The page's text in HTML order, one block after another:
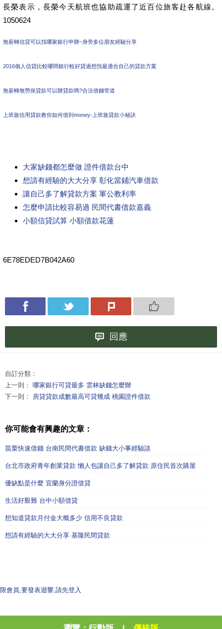
長榮表示，長榮今天航班也協助疏運了近百位旅客赴各航線。
1050624
無薪轉信貸可以找哪家銀行申辦~身旁多位朋友經驗分享
2016個人信貸比較哪間銀行較好貸過想找最適合自己的貸款方案
無薪轉無勞保貸款可以辦貸款嗎?合法借錢管道
上班族信用貸款教你如何借到money-上班族貸款小秘訣
大家缺錢都怎麼做 證件借款台中
想請有經驗的大大分享 彰化當鋪汽車借款
讓自己多了解貸款方案 軍公教利率
怎麼申請比較容易過 民間代書借款嘉義
小額信貸試算 小額借款花蓮
6E78EDED7B042A60
回應
自訂分類：
上一則： 哪家銀行可貸最多 雲林缺錢怎麼辦
下一則： 房貸貸款成數最高可貸幾成 桃園證件借款
你可能會有興趣的文章：
苗栗快速借錢 台南民間代書借款 缺錢大小事經驗談
台北市政府青年創業貸款 懶人包讓自己多了解貸款 原住民首次購屋
優缺點是什麼 宜蘭身分證借貸
生活好艱難 台中小額借貸
想知道貸款月付金大概多少 信用不良貸款
想請有經驗的大大分享 基隆民間貸款
限會員,要發表迴響,請先登入